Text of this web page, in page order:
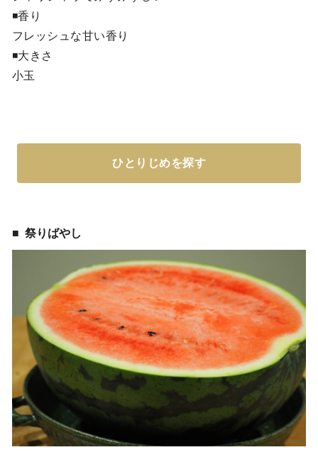
◾️香り
フレッシュな甘い香り
◾️大きさ
小玉
ひとりじめを探す
祭りばやし